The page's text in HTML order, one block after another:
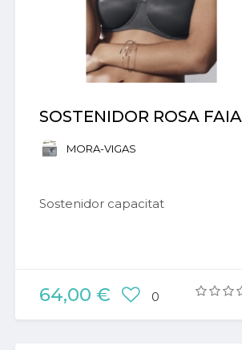
SOSTENIDOR ROSA FAIA
MORA-VIGAS
Sostenidor capacitat
64,00 € 0